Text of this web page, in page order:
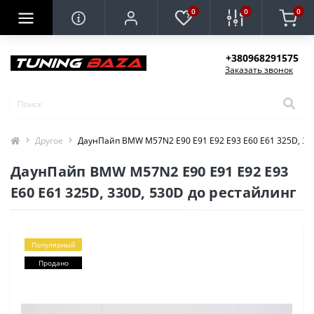
0 0 0
+380968291575
Заказать звонок
Другое ДаунПайп BMW M57N2 E90 E91 E92 E93 E60 E61 325D,
ДаунПайп BMW M57N2 E90 E91 E92 E93
E60 E61 325D, 330D, 530D до рестайлинг
Популярный
Продано